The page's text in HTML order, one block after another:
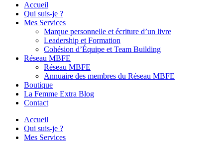
Accueil
Qui suis-je ?
Mes Services
Marque personnelle et écriture d’un livre
Leadership et Formation
Cohésion d’Équipe et Team Building
Réseau MBFE
Réseau MBFE
Annuaire des membres du Réseau MBFE
Boutique
La Femme Extra Blog
Contact
Accueil
Qui suis-je ?
Mes Services